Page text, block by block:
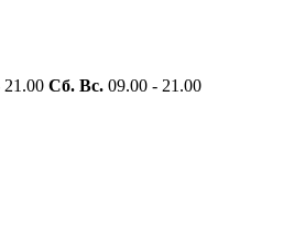
21.00 Сб. Вс. 09.00 - 21.00